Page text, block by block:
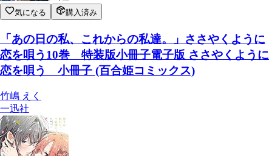
気になる 購入済み
「あの日の私、これからの私達。」ささやくように
恋を唄う10巻 特装版小冊子電子版 ささやくように
恋を唄う 小冊子 (百合姫コミックス)
竹嶋 えく
一迅社